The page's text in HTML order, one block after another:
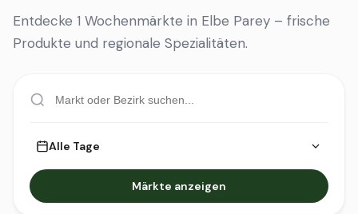
Entdecke 1 Wochenmärkte in Elbe Parey – frische
Produkte und regionale Spezialitäten.
Alle Tage
Märkte anzeigen